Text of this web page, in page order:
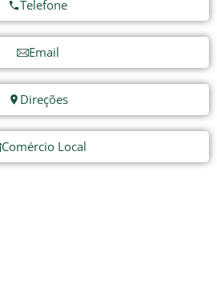
Telefone
Email
Direções
Comércio Local